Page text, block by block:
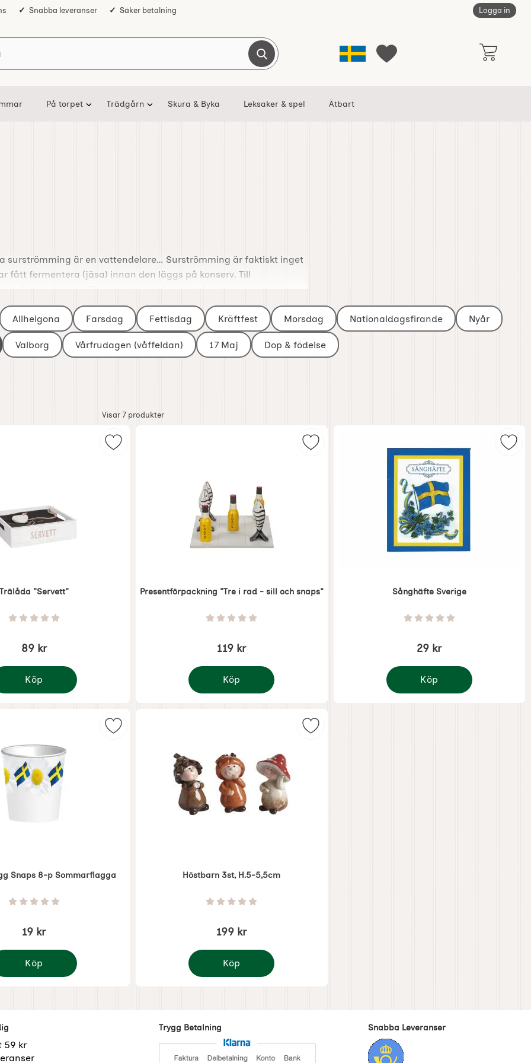
Snabba leveranser Säker betalning Logga in
Sverige Mina favoriter
Genomför sökning
På torpet Trädgårn Skura & Byka Leksaker & spel Ätbart
är en vattendelare… Surströmming är faktiskt inget
fått fermentera (jäsa) innan den läggs på konserv. Till
lök, och du sköljer ner den med en öl och kanske en snaps.
har använts som konserveringsmetod i årtusenden.
inom det militära. Idag sker framställningen av
kusten.
Allhelgona Farsdag Fettisdag Kräftfest Morsdag Nationaldagsfirande Nyår
Valborg Vårfrudagen (våffeldan) 17 Maj Dop & födelse
Visar 7 produkter
som favorit
Trälåda "Servett"
Betyg: 0 Stjärnor av 5
89 kr
Köp
"Servett"
Markera trälåda "Servett" som favorit
Presentförpackning "Tre i rad - sill och snaps"
Betyg: 0 Stjärnor av 5
119 kr
Köp
Presentförpackning "Tre i rad - sill och snaps"
Markera presentförpackning "Tre i rad - sill och
Sånghäfte Sverige
Betyg: 0 Stjärnor av 5
29 kr
Köp
Sånghäfte Sverige
8-p Sommarflagga som favorit
Snaps 8-p Sommarflagga
Betyg: 0 Stjärnor av 5
19 kr
Köp
Snaps 8-p Sommarflagga
Markera pappersmugg Snaps 8-p Sommarflagga som favorit
Höstbarn 3st, H.5-5,5cm
Betyg: 0 Stjärnor av 5
199 kr
Köp
Höstbarn 3st, H.5-5,5cm
Markera höstbarn 3st, H.5-5,5cm som favorit
59 kr
Trygg Betalning Snabba Leveranser